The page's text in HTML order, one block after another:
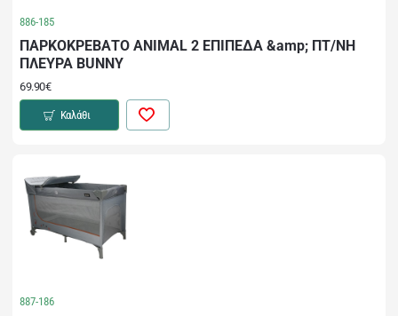
886-185
ΠΑΡΚΟΚΡΕΒΑΤΟ ANIMAL 2 ΕΠΙΠΕΔΑ &amp; ΠΤ/ΝΗ
ΠΛΕΥΡΑ BUNNY
69.90€
Καλάθι
887-186